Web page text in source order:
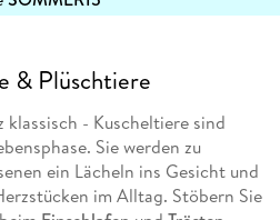
& Plüschtiere
- Kuscheltiere sind
Sie werden zu
ein Lächeln ins Gesicht und
im Alltag. Stöbern Sie